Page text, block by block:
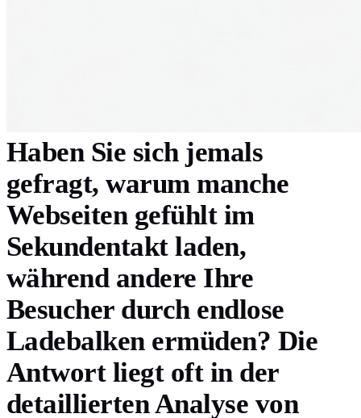
Haben Sie sich jemals
gefragt, warum manche
Webseiten gefühlt im
Sekundentakt laden,
während andere Ihre
Besucher durch endlose
Ladebalken ermüden? Die
Antwort liegt oft in der
detaillierten Analyse von